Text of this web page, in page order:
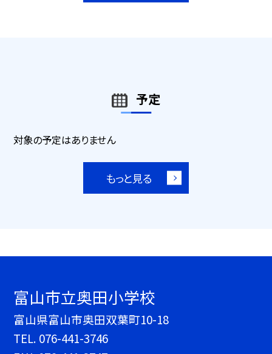
予定
対象の予定はありません
もっと見る
富山市立奥田小学校
富山県富山市奥田双葉町10-18
TEL. 076-441-3746